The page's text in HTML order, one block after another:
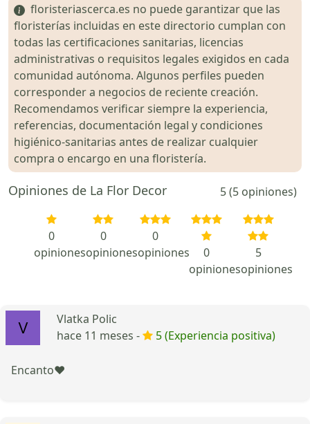
floristeriascerca.es no puede garantizar que las
floristerías incluidas en este directorio cumplan con
todas las certificaciones sanitarias, licencias
administrativas o requisitos legales exigidos en cada
comunidad autónoma. Algunos perfiles pueden
corresponder a negocios de reciente creación.
Recomendamos verificar siempre la experiencia,
referencias, documentación legal y condiciones
higiénico-sanitarias antes de realizar cualquier
compra o encargo en una floristería.
Opiniones de La Flor Decor 5 (5 opiniones)
0
opiniones
0
opiniones
0
opiniones
0
opiniones
5
opiniones
Vlatka Polic
hace 11 meses -
5 (Experiencia positiva)
Encanto❤️